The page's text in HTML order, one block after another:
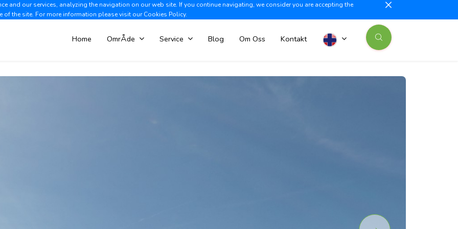
and our services, analyzing the navigation on our web site. If you continue navigating, we consider you are accepting the
of the site. For more information please visit ourCookies Policy.
Albir +34 966 866 563 Villajoyosa +34 603 500 700 info@iberiaproperty.com
Home OmrÅde Service Blog Om Oss Kontakt